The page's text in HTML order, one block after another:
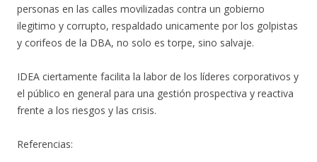
personas en las calles movilizadas contra un gobierno
ilegitimo y corrupto, respaldado unicamente por los golpistas
y corifeos de la DBA, no solo es torpe, sino salvaje.
IDEA ciertamente facilita la labor de los líderes corporativos y
el público en general para una gestión prospectiva y reactiva
frente a los riesgos y las crisis.
Referencias: